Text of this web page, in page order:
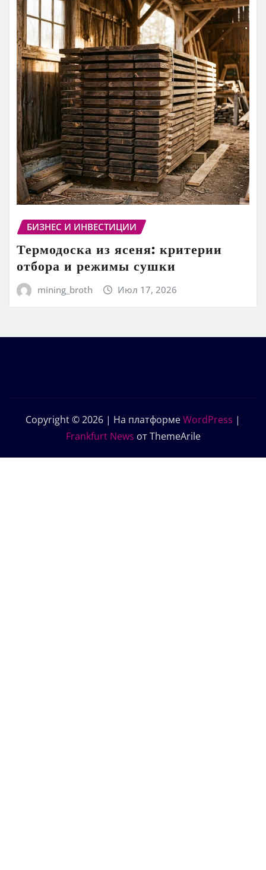
БИЗНЕС И ИНВЕСТИЦИИ
Термодоска из ясеня: критерии
отбора и режимы сушки
mining_broth Июл 17, 2026
Copyright © 2026 | На платформеWordPress |
Frankfurt News от ThemeArile